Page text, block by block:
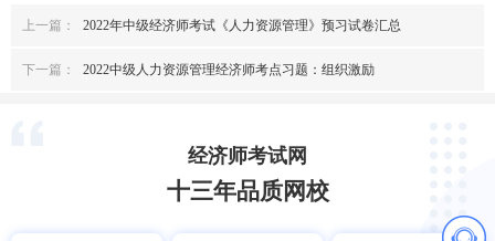
上一篇： 2022年中级经济师考试《人力资源管理》预习试卷汇总
下一篇： 2022中级人力资源管理经济师考点习题：组织激励
经济师考试网
十三年品质网校